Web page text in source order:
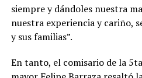
siempre y dándoles nuestra
nuestra experiencia y cariño,
y sus familias”.
En tanto, el comisario de la